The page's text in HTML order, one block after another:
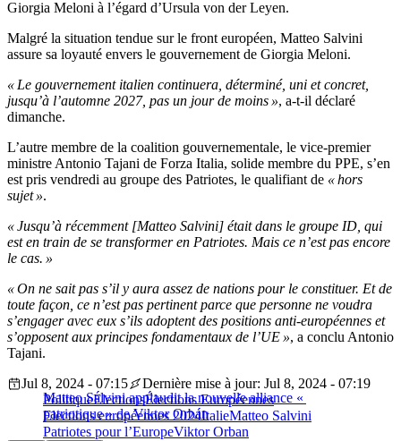
Giorgia Meloni à l’égard d’Ursula von der Leyen.
Malgré la situation tendue sur le front européen, Matteo Salvini
assure sa loyauté envers le gouvernement de Giorgia Meloni.
« Le gouvernement italien continuera, déterminé, uni et concret,
jusqu’à l’automne 2027, pas un jour de moins », a-t-il déclaré
dimanche.
L’autre membre de la coalition gouvernementale, le vice-premier
ministre Antonio Tajani de Forza Italia, solide membre du PPE, s’en
est pris vendredi au groupe des Patriotes, le qualifiant de « hors
sujet ».
« Jusqu’à récemment [Matteo Salvini] était dans le groupe ID, qui
est en train de se transformer en Patriotes. Mais ce n’est pas encore
le cas. »
« On ne sait pas s’il y aura assez de nations pour le constituer. Et de
toute façon, ce n’est pas pertinent parce que personne ne voudra
s’engager avec eux s’ils adoptent des positions anti-européennes et
s’opposent aux principes fondamentaux de l’UE », a conclu Antonio
Tajani.
Matteo Salvini applaudit la nouvelle alliance «
patriotique » de Viktor Orbán
Jul 8, 2024 - 07:15
Dernière mise à jour: Jul 8, 2024 - 07:19
PolitiqueÉlectionsÉlections Européennes
Elections européennes 2024ItalieMatteo Salvini
Patriotes pour l’EuropeViktor Orban